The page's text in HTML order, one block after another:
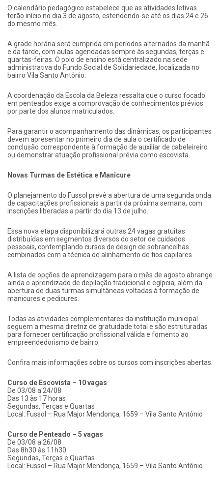
O calendário pedagógico estabelece que as atividades letivas
terão início no dia 3 de agosto, estendendo-se até os dias 24 e 26
do mesmo mês.
A grade horária será cumprida em períodos alternados da manhã
e da tarde, com aulas agendadas sempre às segundas, terças e
quartas-feiras. O polo de ensino está centralizado na sede
administrativa do Fundo Social de Solidariedade, localizada no
bairro Vila Santo Antônio.
A coordenação da Escola da Beleza ressalta que o curso focado
em penteados exige a comprovação de conhecimentos prévios
por parte dos alunos matriculados.
Para garantir o acompanhamento das dinâmicas, os participantes
devem apresentar no primeiro dia de aula o certificado de
conclusão correspondente à formação de auxiliar de cabeleireiro
ou demonstrar atuação profissional prévia como escovista.
Novas Turmas de Estética e Manicure
O planejamento do Fussol prevê a abertura de uma segunda onda
de capacitações profissionais a partir da próxima semana, com
inscrições liberadas a partir do dia 13 de julho.
Essa nova etapa disponibilizará outras 24 vagas gratuitas
distribuídas em segmentos diversos do setor de cuidados
pessoais, contemplando cursos de design de sobrancelhas
combinados com a técnica de alinhamento de fios capilares.
A lista de opções de aprendizagem para o mês de agosto abrange
ainda o aprendizado de depilação tradicional e egípcia, além da
abertura de duas turmas simultâneas voltadas à formação de
manicures e pedicures.
Todas as atividades complementares da instituição municipal
seguem a mesma diretriz de gratuidade total e são estruturadas
para fornecer certificação profissional válida e fomento ao
empreendedorismo de bairro.
Confira mais informações sobre os cursos com inscrições abertas:
Curso de Escovista – 10 vagas
De 03/08 a 24/08
Das 13 às 17 horas
Segundas, Terças e Quartas
Local: Fussol – Rua Major Mendonça, 1659 – Vila Santo Antônio
Curso de Penteado – 5 vagas
De 03/08 a 26/08
Das 8h30 às 11h30
Segundas, Terças e Quartas
Local: Fussol – Rua Major Mendonça, 1659 – Vila Santo Antônio